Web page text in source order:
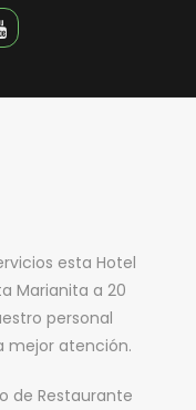
esta Hotel
Marianita a 20
personal
mejor atención.
de Restaurante